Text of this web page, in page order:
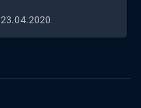
23.04.2020